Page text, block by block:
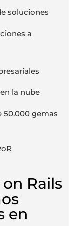
soluciones
a
la nube
50.000 gemas
Rails
en